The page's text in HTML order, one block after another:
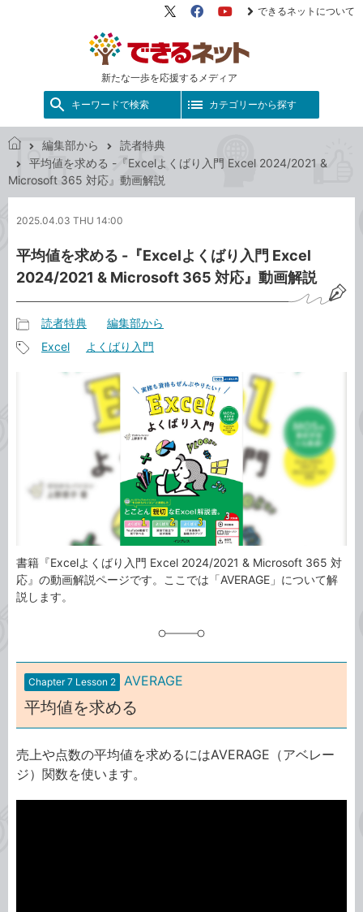
新たな一歩を応援するメディア
X（旧
FacebookYouTube
できるネットについて
キーワードで検索 カテゴリーから探す
で
き
ッ
編集部から
読者特典
平均値を求める -『Excelよくばり入門 Excel 2024/2021 &
Microsoft 365 対応』動画解説
2025.04.03 THU 14:00
平均値を求める -『Excelよくばり入門 Excel
2024/2021 & Microsoft 365 対応』動画解説
事
読者特典 編集部から
Excel よくばり入門
書籍『Excelよくばり入門 Excel 2024/2021 & Microsoft 365 対
応』の動画解説ページです。ここでは「AVERAGE」について解
説します。
Chapter 7 Lesson 2 AVERAGE
平均値を求める
売上や点数の平均値を求めるにはAVERAGE（アベレー
ジ）関数を使います。